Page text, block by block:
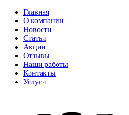
Главная
О компании
Новости
Статьи
Акции
Отзывы
Наши работы
Контакты
Услуги